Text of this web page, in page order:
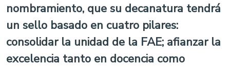
nombramiento, que su decanatura tendrá
un sello basado en cuatro pilares:
consolidar la unidad de la FAE; afianzar la
excelencia tanto en docencia como